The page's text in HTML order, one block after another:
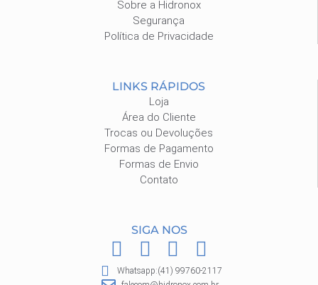
Sobre a Hidronox
Segurança
Política de Privacidade
LINKS RÁPIDOS
Loja
Área do Cliente
Trocas ou Devoluções
Formas de Pagamento
Formas de Envio
Contato
SIGA NOS
F
a
I
n
P
i
W
h
Whatsapp:(41) 99760-2117